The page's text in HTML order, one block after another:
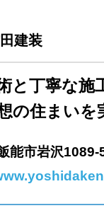
建装
と丁寧な施
の住まいを
能市岩沢1089-